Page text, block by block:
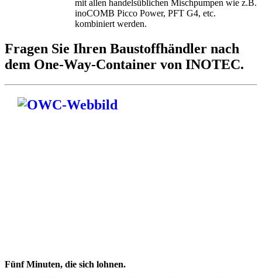
mit allen handels­üblichen Mischpumpen wie z.B.
inoCOMB Picco Power, PFT G4, etc.
kombiniert werden.
Fragen Sie Ihren Baustoffhändler nach
dem One-Way-Container von INOTEC.
Fünf Minuten, die sich lohnen.